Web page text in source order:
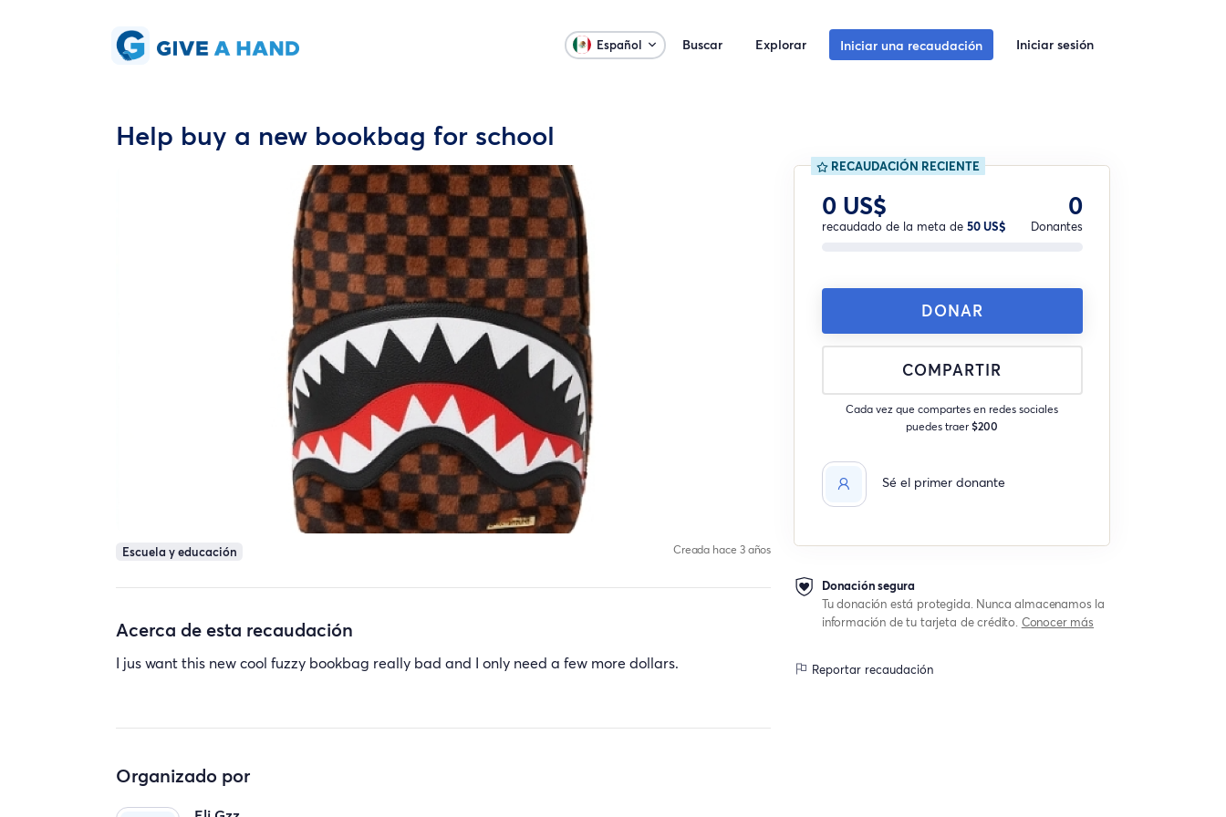
Español Buscar Explorar Iniciar una recaudación Iniciar sesión
Help buy a new bookbag for school
Escuela y educación Creada hace 3 años
Acerca de esta recaudación
I jus want this new cool fuzzy bookbag really bad and I only need a few more dollars.
Organizado por
RECAUDACIÓN RECIENTE
0 US$
recaudado de la meta de 50 US$
0
Donantes
DONAR
COMPARTIR
Cada vez que compartes en redes sociales
puedes traer$200
Sé el primer donante
Donación segura
Tu donación está protegida. Nunca almacenamos la
información de tu tarjeta de crédito. Conocer más
Reportar recaudación